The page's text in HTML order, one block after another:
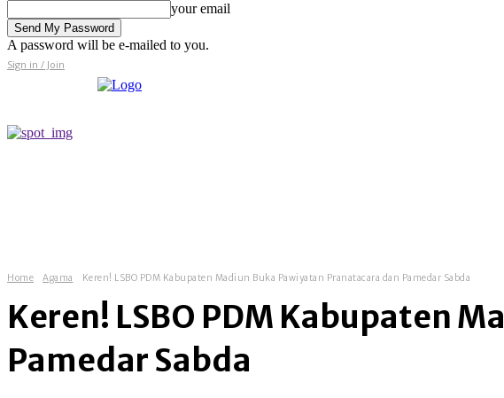
your email
A password will be e-mailed to you.
Sign in / Join
Home Agama Keren! LSBO PDM Kabupaten Madiun Buka Pawiyatan Pranatacara dan Pamedar Sabda
Keren! LSBO PDM Kabupaten
Pamedar Sabda